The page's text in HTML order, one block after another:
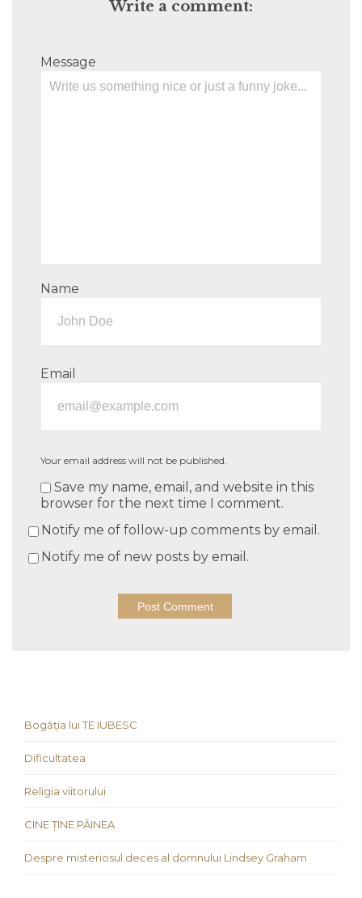
Write a comment:
Message
Name
Email
Your email address will not be published.
Save my name, email, and website in this
browser for the next time I comment.
Notify me of follow-up comments by email.
Notify me of new posts by email.
Bogăția lui TE IUBESC
Dificultatea
Religia viitorului
CINE ȚINE PÂINEA
Despre misteriosul deces al domnului Lindsey Graham